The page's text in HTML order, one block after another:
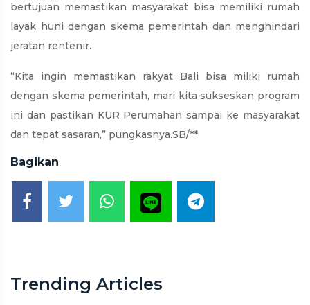
bertujuan memastikan masyarakat bisa memiliki rumah
layak huni dengan skema pemerintah dan menghindari
jeratan rentenir.
“Kita ingin memastikan rakyat Bali bisa miliki rumah
dengan skema pemerintah, mari kita sukseskan program
ini dan pastikan KUR Perumahan sampai ke masyarakat
dan tepat sasaran,” pungkasnya.SB/**
Bagikan
Trending Articles